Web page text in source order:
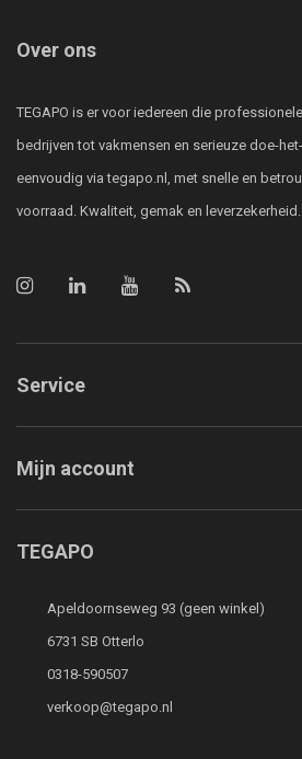
Over ons
TEGAPO is er voor iedereen die
bedrijven tot vakmensen en serieuze doe-
eenvoudig via tegapo.nl, met snelle en
voorraad. Kwaliteit, gemak en leverzekerheid.
Service
Mijn account
TEGAPO
Apeldoornseweg 93 (geen winkel)
6731 SB Otterlo
0318-590507
verkoop@tegapo.nl